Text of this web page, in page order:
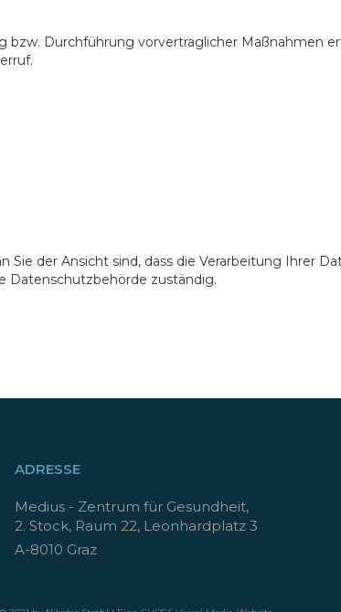
Durchführung vorvertraglicher Maßnahmen
Sie der Ansicht sind, dass die Verarbeitung Ihrer
Datenschutzbehörde zuständig.
ADRESSE
Medius - Zentrum für Gesundheit,
2. Stock, Raum 22, Leonhardplatz 3
A-8010 Graz